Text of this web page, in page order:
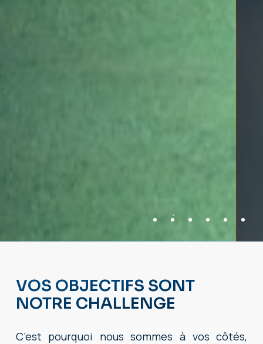
VOS OBJECTIFS SONT
NOTRE CHALLENGE
C’est pourquoi nous sommes à vos côtés,